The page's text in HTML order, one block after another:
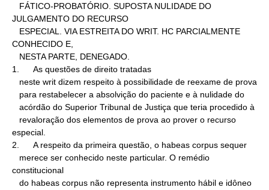
JULGAMENTO DO RECURSO
CONHECIDO E,
1.      As questões de direito tratadas
especial.
2.      A respeito da primeira questão, o habeas corpus sequer
constitucional